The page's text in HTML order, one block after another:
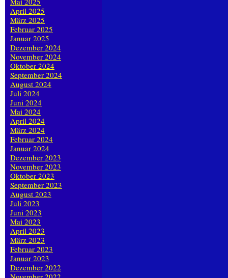
April 2025
März 2025
Februar 2025
Januar 2025
Dezember 2024
November 2024
Oktober 2024
September 2024
August 2024
Juli 2024
Juni 2024
Mai 2024
April 2024
März 2024
Februar 2024
Januar 2024
Dezember 2023
November 2023
Oktober 2023
September 2023
August 2023
Juli 2023
Juni 2023
Mai 2023
April 2023
März 2023
Februar 2023
Januar 2023
Dezember 2022